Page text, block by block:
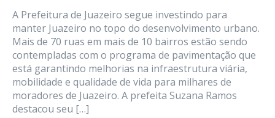
A Prefeitura de Juazeiro segue investindo para
manter Juazeiro no topo do desenvolvimento urbano.
Mais de 70 ruas em mais de 10 bairros estão sendo
contempladas com o programa de pavimentação que
está garantindo melhorias na infraestrutura viária,
mobilidade e qualidade de vida para milhares de
moradores de Juazeiro. A prefeita Suzana Ramos
destacou seu […]